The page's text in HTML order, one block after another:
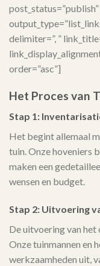
delimiter=”, ”
order=”asc”]
Het Proces van
Stap 1:
Het begint allemaal
tuin. Onze hoveniers
maken een
wensen en budget.
Stap 2: Uitvoering
De uitvoering van het
Onze tuinmannen en
werkzaamheden uit,